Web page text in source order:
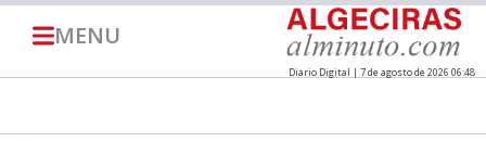
MENU
Diario Digital | 7 de agosto de 2026 06:48